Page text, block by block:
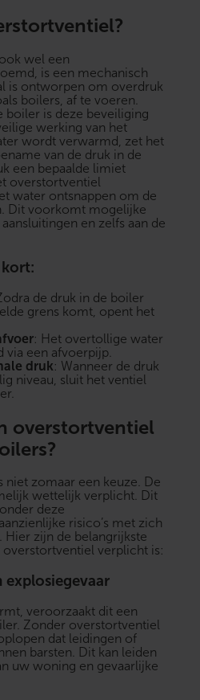
wel een
is een mechanisch
is ontworpen om overdruk
boilers, af te voeren.
boiler is deze beveiliging
werking van het
wordt verwarmd, zet het
van de druk in de
een bepaalde limiet
overstortventiel
water ontsnappen om de
Dit voorkomt mogelijke
en zelfs aan de
kort:
de druk in de boiler
grens komt, opent het
: Het overtollige water
een afvoerpijp.
druk: Wanneer de druk
niveau, sluit het ventiel
overstortventiel
niet zomaar een keuze. De
wettelijk verplicht. Dit
deze
risico’s met zich
Hier zijn de belangrijkste
verplicht is:
veroorzaakt dit een
Zonder overstortventiel
dat leidingen of
barsten. Dit kan leiden
uw woning en gevaarlijke